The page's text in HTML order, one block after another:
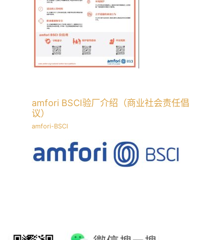
amfori BSCI验厂介绍（商业社会责任倡
议）
amfori-BSCI